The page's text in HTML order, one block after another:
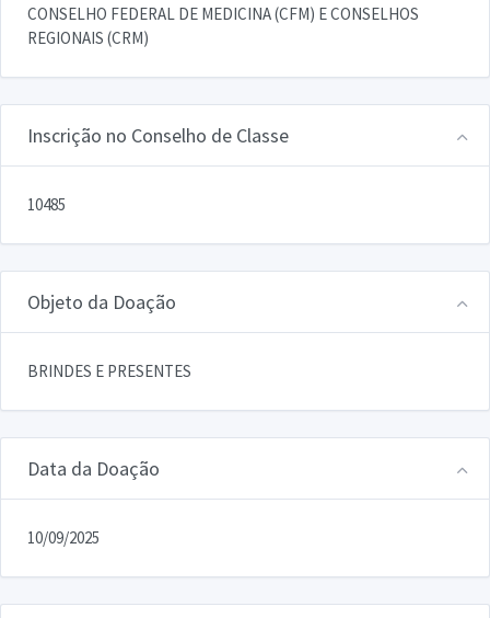
CONSELHO FEDERAL DE MEDICINA (CFM) E CONSELHOS
REGIONAIS (CRM)
Inscrição no Conselho de Classe
10485
Objeto da Doação
BRINDES E PRESENTES
Data da Doação
10/09/2025